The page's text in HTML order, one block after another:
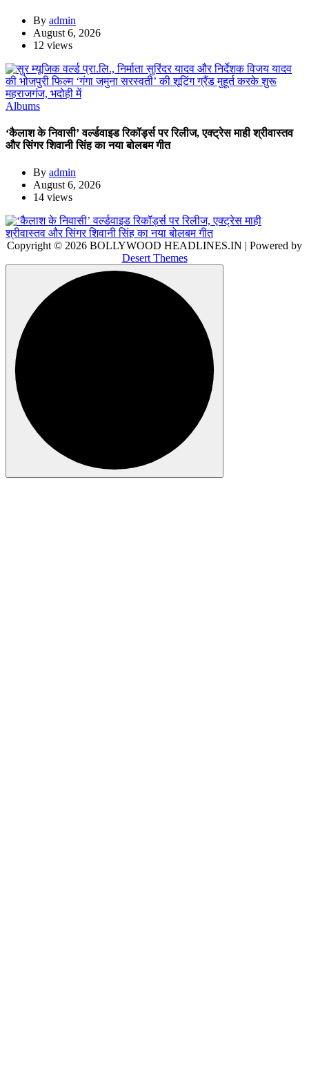
By admin
August 6, 2026
12 views
Albums
‘कैलाश के निवासी’ वर्ल्डवाइड रिकॉर्ड्स पर रिलीज, एक्ट्रेस माही श्रीवास्तव
और सिंगर शिवानी सिंह का नया बोलबम गीत
By admin
August 6, 2026
14 views
Copyright © 2026 BOLLYWOOD HEADLINES.IN | Powered by
Desert Themes